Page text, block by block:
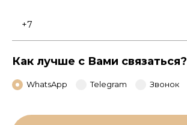
Номер
телефона
Как лучше с Вами связаться?
WhatsApp Telegram Звонок